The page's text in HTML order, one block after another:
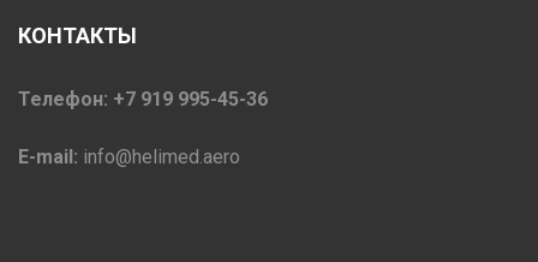
КОНТАКТЫ
Телефон: +7 919 995-45-36
E-mail: info@helimed.aero